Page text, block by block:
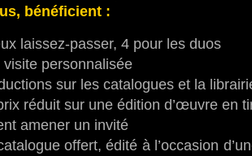
bénéficient :
laissez-passer, 4 pour les duos
visite personnalisée
sur les catalogues et la
réduit sur une édition d’œuvre en
amener un invité
offert, édité à l’occasion